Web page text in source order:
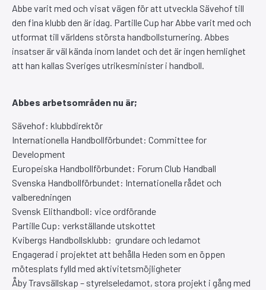
Abbe varit med och visat vägen för att utveckla Sävehof till
den fina klubb den är idag. Partille Cup har Abbe varit med och
utformat till världens största handbollsturnering. Abbes
insatser är väl kända inom landet och det är ingen hemlighet
att han kallas Sveriges utrikesminister i handboll.
Abbes arbetsområden nu är;
Sävehof: klubbdirektör
Internationella Handbollförbundet: Committee for
Development
Europeiska Handbollförbundet: Forum Club Handball
Svenska Handbollförbundet: Internationella rådet och
valberedningen
Svensk Elithandboll: vice ordförande
Partille Cup: verkställande utskottet
Kvibergs Handbollsklubb: grundare och ledamot
Engagerad i projektet att behålla Heden som en öppen
mötesplats fylld med aktivitetsmöjligheter
Åby Travsällskap – styrelseledamot, stora projekt i gång med